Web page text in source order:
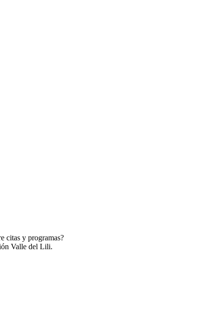
citas y programas?
Valle del Lili.